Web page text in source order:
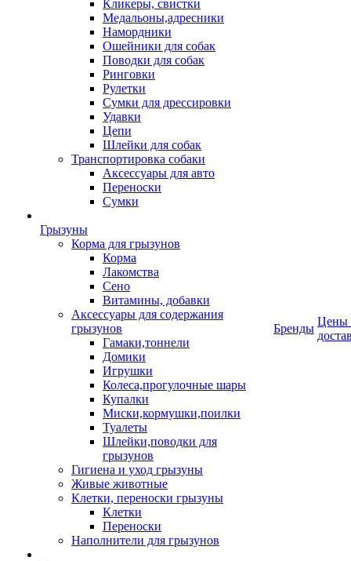
Кликеры, свистки
Медальоны,адресники
Намордники
Ошейники для собак
Поводки для собак
Ринговки
Рулетки
Сумки для дрессировки
Удавки
Цепи
Шлейки для собак
Транспортировка собаки
Аксессуары для авто
Переноски
Сумки
Грызуны
Корма для грызунов
Корма
Лакомства
Сено
Витамины, добавки
Аксессуары для содержания
грызунов
Гамаки,тоннели
Домики
Игрушки
Колеса,прогулочные шары
Купалки
Миски,кормушки,поилки
Туалеты
Шлейки,поводки для
грызунов
Гигиена и уход грызуны
Живые животные
Клетки, переноски грызуны
Клетки
Переноски
Наполнители для грызунов
Бренды
Цены